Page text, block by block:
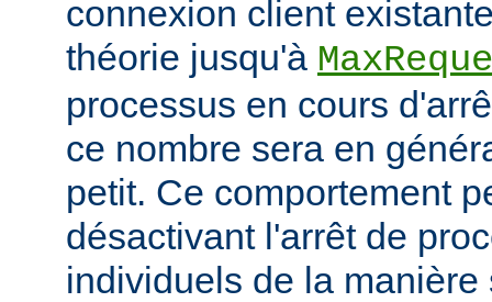
connexion client
théorie jusqu'à
processus en cours
ce nombre sera en
petit. Ce comportement
désactivant l'arrêt de
individuels de la manière